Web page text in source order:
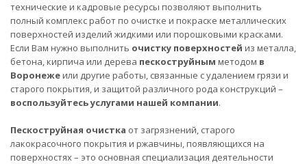
технические и кадровые ресурсы позволяют выполнить
полный комплекс работ по очистке и покраске металлических
поверхностей изделий жидкими или порошковыми красками.
Если Вам нужно выполнить очистку поверхностей из металла,
бетона, кирпича или дерева пескоструйным методом в
Воронежеили другие работы, связанные с удалением грязи и
старого покрытия, и защитой различного рода конструкций –
воспользуйтесь услугами нашей компании.
Пескоструйная очистка от загрязнений, старого
лакокрасочного покрытия и ржавчины, появляющихся на
поверхностях – это основная специализация деятельности